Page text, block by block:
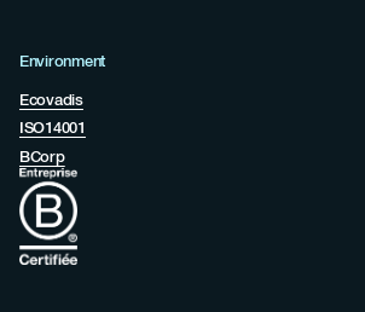
Environment
Ecovadis
ISO14001
BCorp